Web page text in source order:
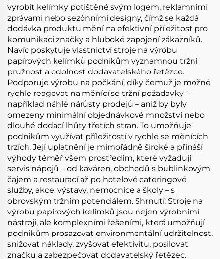
vyrobit kelímky potištěné svým logem, reklamními
zprávami nebo sezónními designy, čímž se každá
dodávka produktu mění na efektivní příležitost pro
komunikaci značky a hluboké zapojení zákazníků.
Navíc poskytuje vlastnictví stroje na výrobu
papírových kelímků podnikům významnou tržní
pružnost a odolnost dodavatelského řetězce.
Podporuje výrobu na počkání, díky čemuž je možné
rychle reagovat na měnící se tržní požadavky –
například náhlé nárůsty prodejů – aniž by byly
omezeny minimální objednávkové množství nebo
dlouhé dodací lhůty třetích stran. To umožňuje
podnikům využívat příležitostí v rychle se měnících
trzích. Její uplatnění je mimořádně široké a přináší
výhody téměř všem prostředím, které vyžadují
servis nápojů – od kaváren, obchodů s bublinkovým
čajem a restaurací až po hotelové cateringové
služby, akce, výstavy, nemocnice a školy – s
obrovským tržním potenciálem. Shrnutí: Stroje na
výrobu papírových kelímků jsou nejen výrobními
nástroji, ale komplexními řešeními, která umožňují
podnikům prosazovat environmentální udržitelnost,
snižovat náklady, zvyšovat efektivitu, posilovat
značku a zabezpečovat dodavatelský řetězec.